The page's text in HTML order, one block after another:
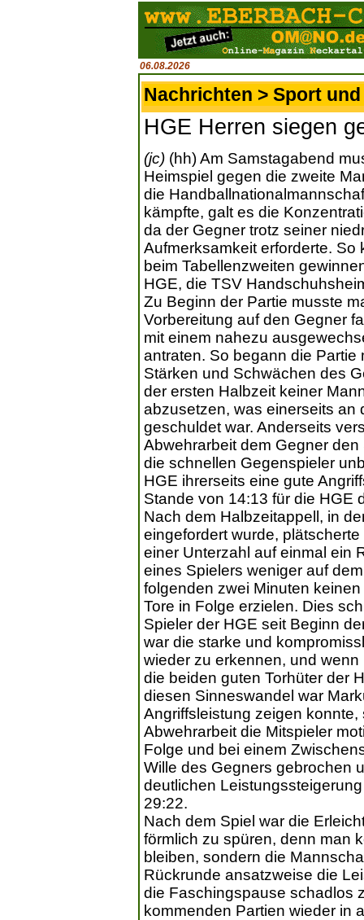
06.08.2026
Nachrichten > Sport
HGE Herren siegen
(jc) (hh) Am Samstagabend
Heimspiel gegen die zweite
die
kämpfte, galt es die
da der Gegner trotz seiner
Aufmerksamkeit erforderte.
beim Tabellenzweiten
HGE, die TSV
Zu Beginn der Partie musste
Vorbereitung auf den Gegner
mit einem nahezu
antraten. So begann die
Stärken und Schwächen des
der ersten Halbzeit keiner
abzusetzen, was einerseits an
geschuldet war. Anderseits
Abwehrarbeit dem Gegner
die schnellen Gegenspieler
HGE ihrerseits eine gute
Stande von 14:13 für die HGE
Nach dem Halbzeitappell, in
eingefordert wurde,
einer Unterzahl auf einmal ein
eines Spielers weniger auf
folgenden zwei Minuten
Tore in Folge erzielen. Dies
Spieler der HGE seit Beginn
war die starke und
wieder zu erkennen, und
die beiden guten Torhüter der
diesen Sinneswandel war
Angriffsleistung zeigen
Abwehrarbeit die Mitspieler
Folge und bei einem
Wille des Gegners gebrochen
deutlichen
29:22.
Nach dem Spiel war die
förmlich zu spüren, denn man
bleiben, sondern die
Rückrunde ansatzweise die
die Faschingspause schadlos
kommenden Partien wieder in